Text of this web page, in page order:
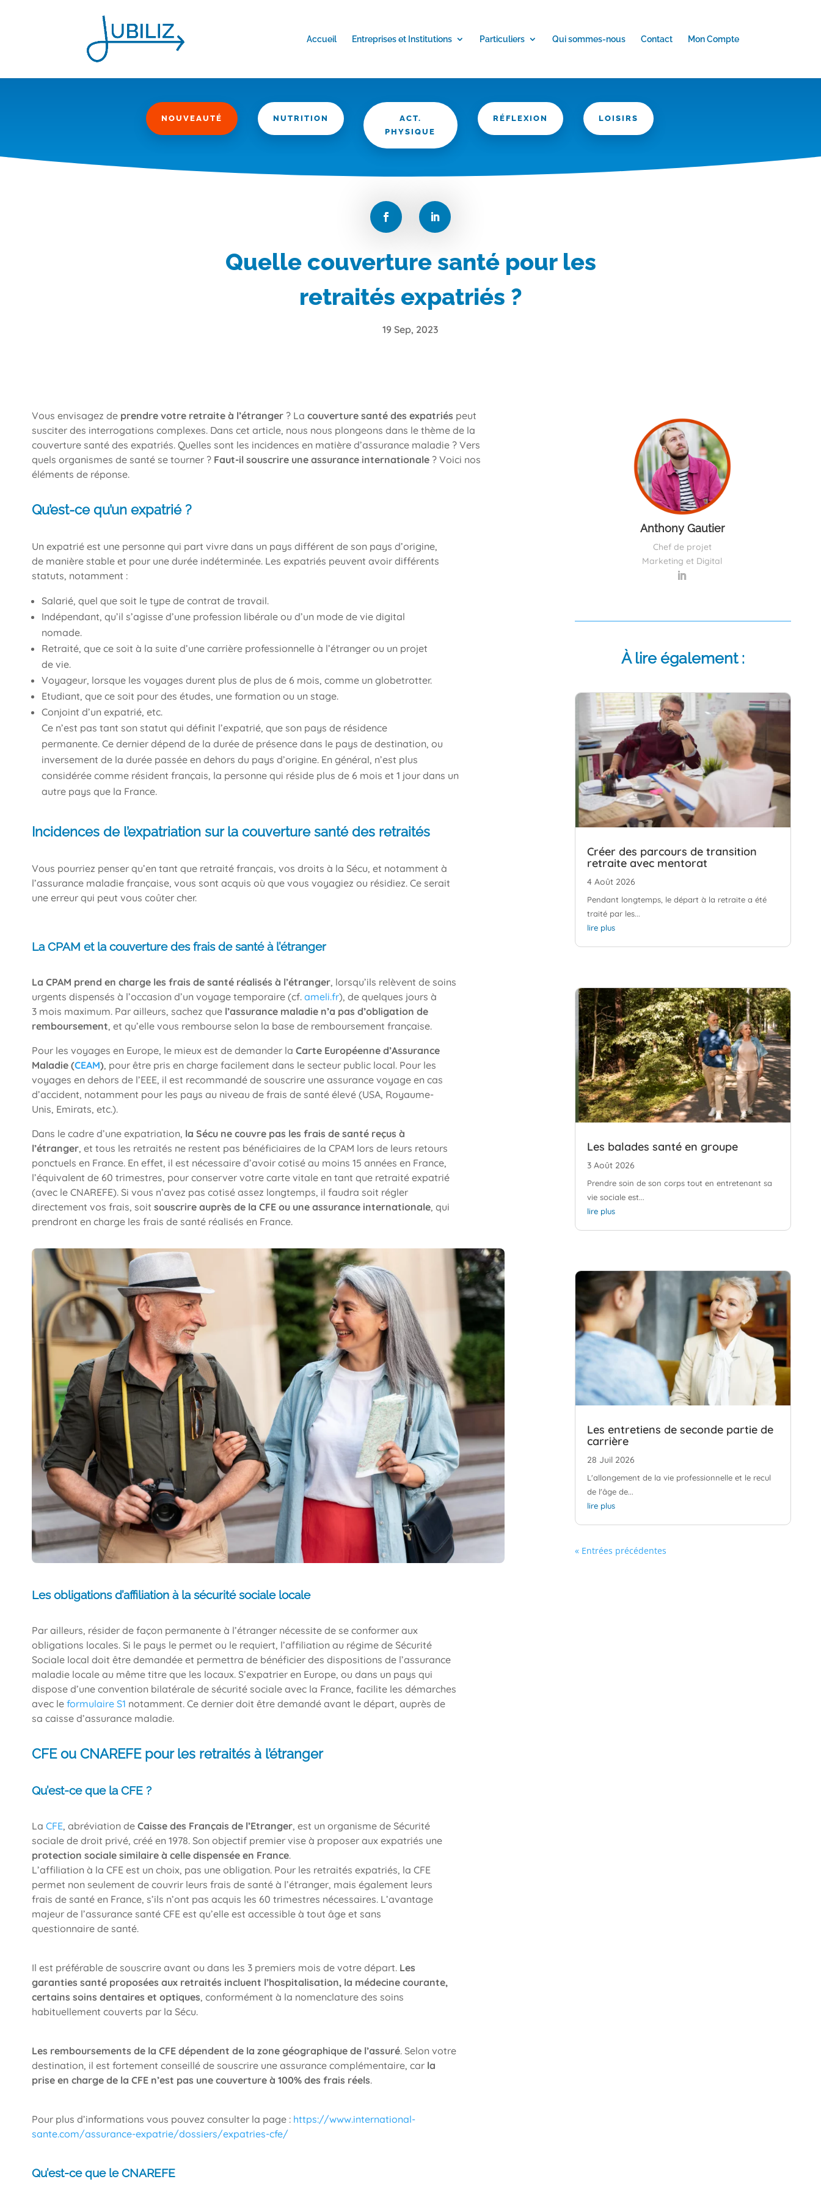
Accueil Entreprises et Institutions Particuliers Qui sommes-nous Contact Mon Compte
NOUVEAUTÉ NUTRITION
ACT.
PHYSIQUE
RÉFLEXION LOISIRS
Quelle couverture santé pour les
retraités expatriés ?
19 Sep, 2023
Vous envisagez de prendre votre retraite à l’étranger ? Lacouverture santé des expatriés peut
susciter des interrogations complexes. Dans cet article, nous nous plongeons dans le thème de la
couverture santé des expatriés. Quelles sont les incidences en matière d’assurance maladie ? Vers
quels organismes de santé se tourner ? Faut-il souscrire une assurance internationale ? Voici nos
éléments de réponse.
Qu’est-ce qu’un expatrié ?
Un expatrié est une personne qui part vivre dans un pays différent de son pays d’origine,
de manière stable et pour une durée indéterminée. Les expatriés peuvent avoir différents
statuts, notamment :
Salarié, quel que soit le type de contrat de travail.
Indépendant, qu’il s’agisse d’une profession libérale ou d’un mode de vie digital
nomade.
Retraité, que ce soit à la suite d’une carrière professionnelle à l’étranger ou un projet
de vie.
Voyageur, lorsque les voyages durent plus de plus de 6 mois, comme un globetrotter.
Etudiant, que ce soit pour des études, une formation ou un stage.
Conjoint d’un expatrié, etc.
Ce n’est pas tant son statut qui définit l’expatrié, que son pays de résidence
permanente. Ce dernier dépend de la durée de présence dans le pays de destination, ou
inversement de la durée passée en dehors du pays d’origine. En général, n’est plus
considérée comme résident français, la personne qui réside plus de 6 mois et 1 jour dans un
autre pays que la France.
Incidences de l’expatriation sur la couverture santé des retraités
Vous pourriez penser qu’en tant que retraité français, vos droits à la Sécu, et notamment à
l’assurance maladie française, vous sont acquis où que vous voyagiez ou résidiez. Ce serait
une erreur qui peut vous coûter cher.
La CPAM et la couverture des frais de santé à l’étranger
La CPAM prend en charge les frais de santé réalisés à l’étranger, lorsqu’ils relèvent de soins
urgents dispensés à l’occasion d’un voyage temporaire (cf.ameli.fr), de quelques jours à
3 mois maximum. Par ailleurs, sachez que l’assurance maladie n’a pas d’obligation de
remboursement, et qu’elle vous rembourse selon la base de remboursement française.
Pour les voyages en Europe, le mieux est de demander la Carte Européenne d’Assurance
Maladie (CEAM), pour être pris en charge facilement dans le secteur public local. Pour les
voyages en dehors de l’EEE, il est recommandé de souscrire une assurance voyage en cas
d’accident, notamment pour les pays au niveau de frais de santé élevé (USA, Royaume-
Unis, Emirats, etc.).
Dans le cadre d’une expatriation, la Sécu ne couvre pas les frais de santé reçus à
l’étranger, et tous les retraités ne restent pas bénéficiaires de la CPAM lors de leurs retours
ponctuels en France. En effet, il est nécessaire d’avoir cotisé au moins 15 années en France,
l’équivalent de 60 trimestres, pour conserver votre carte vitale en tant que retraité expatrié
(avec le CNAREFE). Si vous n’avez pas cotisé assez longtemps, il faudra soit régler
directement vos frais, soitsouscrire auprès de la CFE ou une assurance internationale, qui
prendront en charge les frais de santé réalisés en France.
Les obligations d’affiliation à la sécurité sociale locale
Par ailleurs, résider de façon permanente à l’étranger nécessite de se conformer aux
obligations locales. Si le pays le permet ou le requiert, l’affiliation au régime de Sécurité
Sociale local doit être demandée et permettra de bénéficier des dispositions de l’assurance
maladie locale au même titre que les locaux. S’expatrier en Europe, ou dans un pays qui
dispose d’une convention bilatérale de sécurité sociale avec la France, facilite les démarches
avec leformulaire S1 notamment. Ce dernier doit être demandé avant le départ, auprès de
sa caisse d’assurance maladie.
CFE ou CNAREFE pour les retraités à l’étranger
Qu’est-ce que la CFE ?
LaCFE, abréviation deCaisse des Français de l’Etranger, est un organisme de Sécurité
sociale de droit privé, créé en 1978. Son objectif premier vise à proposer aux expatriés une
protection sociale similaire à celle dispensée en France.
L’affiliation à la CFE est un choix, pas une obligation. Pour les retraités expatriés, la CFE
permet non seulement de couvrir leurs frais de santé à l’étranger, mais également leurs
frais de santé en France, s’ils n’ont pas acquis les 60 trimestres nécessaires. L’avantage
majeur de l’assurance santé CFE est qu’elle est accessible à tout âge et sans
questionnaire de santé.
Il est préférable de souscrire avant ou dans les 3 premiers mois de votre départ. Les
garanties santé proposées aux retraités incluent l’hospitalisation, la médecine courante,
certains soins dentaires et optiques, conformément à la nomenclature des soins
habituellement couverts par la Sécu.
Les remboursements de la CFE dépendent de la zone géographique de l’assuré. Selon votre
destination, il est fortement conseillé de souscrire une assurance complémentaire, car la
prise en charge de la CFE n’est pas une couverture à 100% des frais réels.
Pour plus d’informations vous pouvez consulter la page : https://www.international-
sante.com/assurance-expatrie/dossiers/expatries-cfe/
Qu’est-ce que le CNAREFE
Anthony Gautier
Chef de projet
Marketing et Digital
À lire également :
Créer des parcours de transition
retraite avec mentorat
4 Août 2026
Pendant longtemps, le départ à la retraite a été
traité par les...
lire plus
Les balades santé en groupe
3 Août 2026
Prendre soin de son corps tout en entretenant sa
vie sociale est...
lire plus
Les entretiens de seconde partie de
carrière
28 Juil 2026
L'allongement de la vie professionnelle et le recul
de l'âge de...
lire plus
« Entrées précédentes